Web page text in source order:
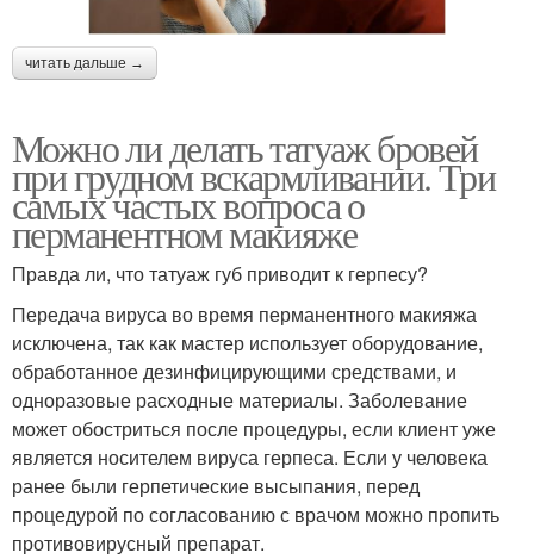
читать дальше →
Можно ли делать татуаж бровей
при грудном вскармливании. Три
самых частых вопроса о
перманентном макияже
Правда ли, что татуаж губ приводит к герпесу?
Передача вируса во время перманентного макияжа
исключена, так как мастер использует оборудование,
обработанное дезинфицирующими средствами, и
одноразовые расходные материалы. Заболевание
может обостриться после процедуры, если клиент уже
является носителем вируса герпеса. Если у человека
ранее были герпетические высыпания, перед
процедурой по согласованию с врачом можно пропить
противовирусный препарат.